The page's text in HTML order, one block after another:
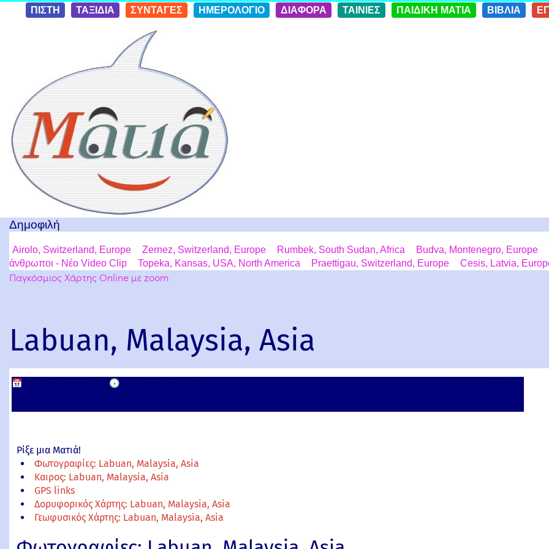
Skip to
conten
ΠΙΣΤΗ ΤΑΞΙΔΙΑ ΣΥΝΤΑΓΕΣ ΗΜΕΡΟΛΟΓΙΟ ΔΙΑΦΟΡΑ ΤΑΙΝΙΕΣ ΠΑΙΔΙΚΗ ΜΑΤΙΑ ΒΙΒΛΙΑ
Δημοφιλή
Airolo, Switzerland, Europe Zernez, Switzerland, Europe Rumbek, South Sudan, Africa Budva, Montenegro, Europe
άνθρωποι - Νέο Video Clip
Topeka, Kansas, USA, North America Praettigau, Switzerland, Europe Cesis, Latvia,
Παγκόσμιος Χάρτης Online με zoom
Labuan, Malaysia, Asia
📅 🕟
Ρίξε μια Ματιά!
Φωτογραφίες: Labuan, Malaysia, Asia
Καιρος: Labuan, Malaysia, Asia
GPS links
Δορυφορικός Χάρτης: Labuan, Malaysia, Asia
Γεωφυσικός Χάρτης: Labuan, Malaysia, Asia